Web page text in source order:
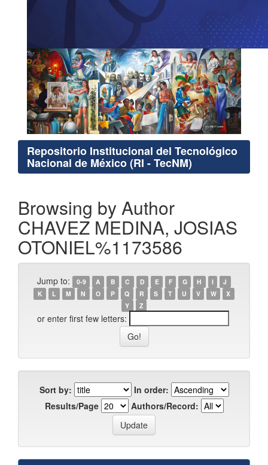
Repositorio Institucional del Tecnológico
Nacional de México (RI - TecNM)
Browsing by Author
CHAVEZ MEDINA, JOSIAS
OTONIEL%1173586
Jump to: 0-9 A B C D E F G H I
J
K
L M N O P Q R S T U V W
X
Y
Z
or enter first few letters:
Sort by:
In order:
Results/Page
Authors/Record: